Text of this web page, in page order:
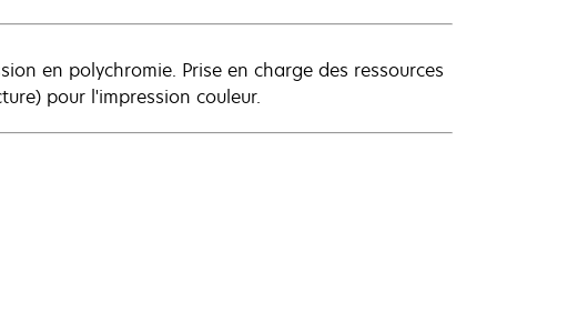
en polychromie. Prise en charge des ressources
pour l'impression couleur.